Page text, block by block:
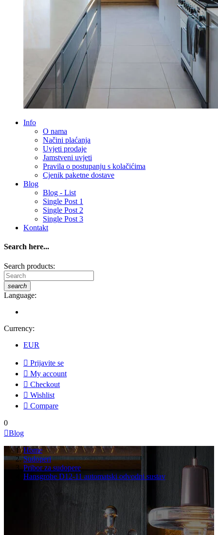
Info
O nama
Načini plaćanja
Uvjeti prodaje
Jamstveni uvjeti
Pravila o postupanju s kolačićima
Cjenik paketne dostave
Blog
Blog - List
Single Post 1
Single Post 2
Single Post 3
Kontakt
Search here...
Search products:
search
Language:
Currency:
EUR
 Prijavite se
 My account
 Checkout
 Wishlist
 Compare
0
Blog
Home
Sudoperi
Pribor za sudopere
Hansgrohe D12-11 automatski odvodni sustav